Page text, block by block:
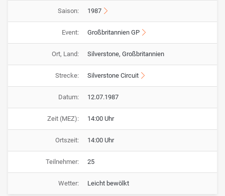
Saison: 1987
Event: Großbritannien GP
Ort, Land: Silverstone, Großbritannien
Strecke: Silverstone Circuit
Datum: 12.07.1987
Zeit (MEZ): 14:00 Uhr
Ortszeit: 14:00 Uhr
Teilnehmer: 25
Wetter: Leicht bewölkt